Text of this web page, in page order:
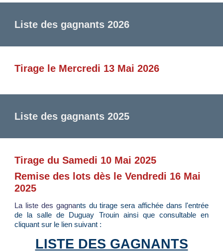
Liste des gagnants 2026
Tirage le Mercredi 13 Mai 2026
Liste des gagnants 2025
Tirage du Samedi 10 Mai 2025
Remise des lots dès le Vendredi 16 Mai
2025
La liste des gagnants du tirage sera affichée dans l'entrée
de la salle de Duguay Trouin ainsi que consultable en
cliquant sur le lien suivant :
LISTE DES GAGNANTS